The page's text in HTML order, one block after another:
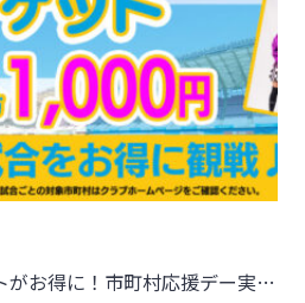
対象市町村ならチケットがお得に！市町村応援デー実施のお知らせ